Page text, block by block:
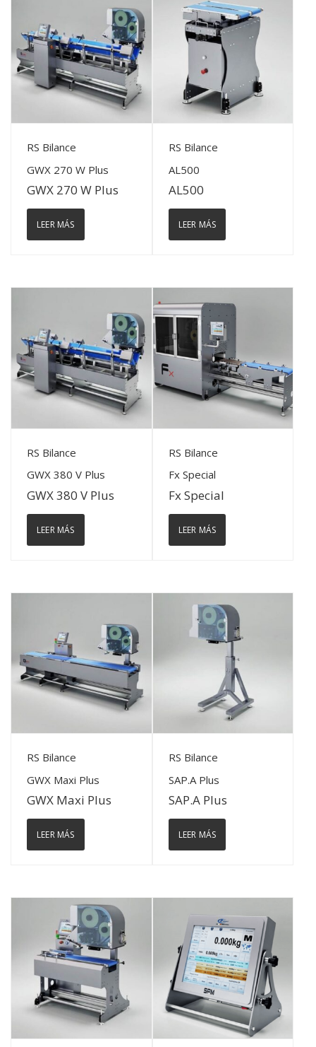
View Details
RS Bilance
GWX 270 W Plus
GWX 270 W Plus
LEER MÁS
View Details
RS Bilance
AL500
AL500
LEER MÁS
View Details
RS Bilance
GWX 380 V Plus
GWX 380 V Plus
LEER MÁS
View Details
RS Bilance
Fx Special
Fx Special
LEER MÁS
View Details
RS Bilance
GWX Maxi Plus
GWX Maxi Plus
LEER MÁS
View Details
RS Bilance
SAP.A Plus
SAP.A Plus
LEER MÁS